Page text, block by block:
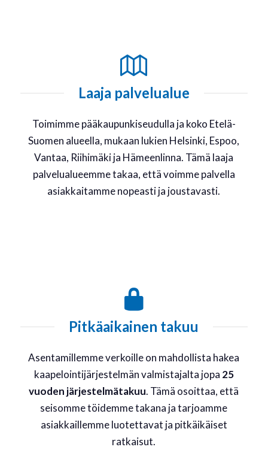
Laaja palvelualue
Toimimme pääkaupunkiseudulla ja koko Etelä-
Suomen alueella, mukaan lukien Helsinki, Espoo,
Vantaa, Riihimäki ja Hämeenlinna. Tämä laaja
palvelualueemme takaa, että voimme palvella
asiakkaitamme nopeasti ja joustavasti.
Pitkäaikainen takuu
Asentamillemme verkoille on mahdollista hakea
kaapelointijärjestelmän valmistajalta jopa 25
vuoden järjestelmätakuu. Tämä osoittaa, että
seisomme töidemme takana ja tarjoamme
asiakkaillemme luotettavat ja pitkäikäiset
ratkaisut.